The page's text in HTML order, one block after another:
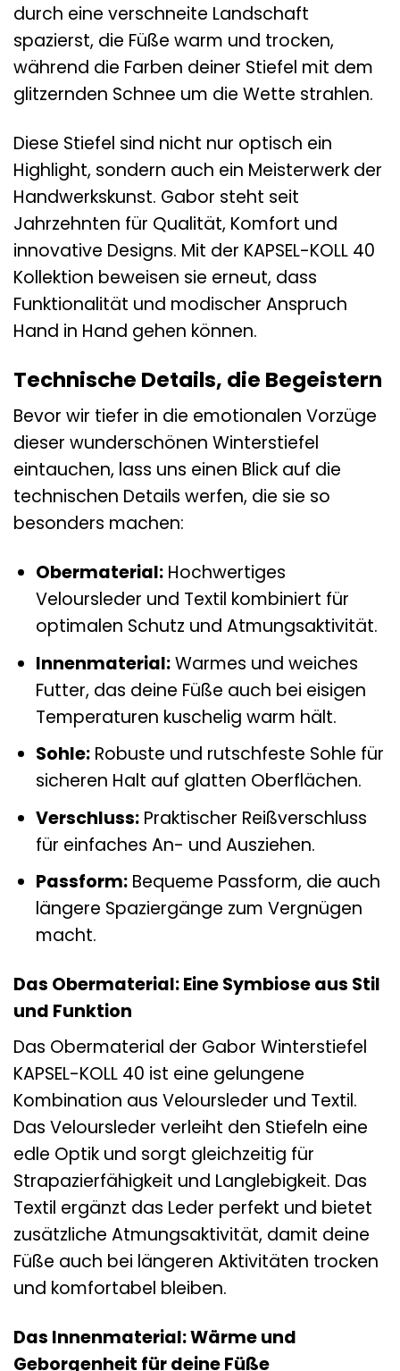
durch eine verschneite Landschaft
spazierst, die Füße warm und trocken,
während die Farben deiner Stiefel mit dem
glitzernden Schnee um die Wette strahlen.
Diese Stiefel sind nicht nur optisch ein
Highlight, sondern auch ein Meisterwerk der
Handwerkskunst. Gabor steht seit
Jahrzehnten für Qualität, Komfort und
innovative Designs. Mit der KAPSEL-KOLL 40
Kollektion beweisen sie erneut, dass
Funktionalität und modischer Anspruch
Hand in Hand gehen können.
Technische Details, die Begeistern
Bevor wir tiefer in die emotionalen Vorzüge
dieser wunderschönen Winterstiefel
eintauchen, lass uns einen Blick auf die
technischen Details werfen, die sie so
besonders machen:
Obermaterial:Hochwertiges
Veloursleder und Textil kombiniert für
optimalen Schutz und Atmungsaktivität.
Innenmaterial:Warmes und weiches
Futter, das deine Füße auch bei eisigen
Temperaturen kuschelig warm hält.
Sohle:Robuste und rutschfeste Sohle für
sicheren Halt auf glatten Oberflächen.
Verschluss:Praktischer Reißverschluss
für einfaches An- und Ausziehen.
Passform:Bequeme Passform, die auch
längere Spaziergänge zum Vergnügen
macht.
Das Obermaterial: Eine Symbiose aus Stil
und Funktion
Das Obermaterial der Gabor Winterstiefel
KAPSEL-KOLL 40 ist eine gelungene
Kombination aus Veloursleder und Textil.
Das Veloursleder verleiht den Stiefeln eine
edle Optik und sorgt gleichzeitig für
Strapazierfähigkeit und Langlebigkeit. Das
Textil ergänzt das Leder perfekt und bietet
zusätzliche Atmungsaktivität, damit deine
Füße auch bei längeren Aktivitäten trocken
und komfortabel bleiben.
Das Innenmaterial: Wärme und
Geborgenheit für deine Füße